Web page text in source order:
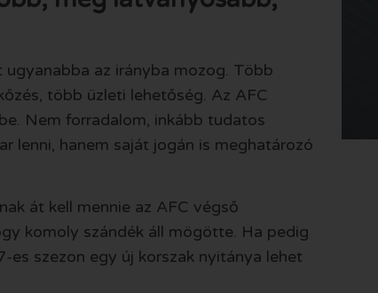
az irányba mozog. Több
több üzleti lehetőség. Az AFC
Nem forradalom, inkább tudatos
lenni, hanem saját jogán is meghatározó
át kell mennie az AFC végső
komoly szándék áll mögötte. Ha pedig
szezon egy új korszak nyitánya lehet